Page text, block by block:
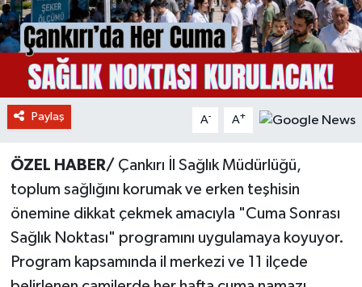
Paylaş A- A+
ÖZEL HABER/ Çankırı İl Sağlık Müdürlüğü,
toplum sağlığını korumak ve erken teşhisin
önemine dikkat çekmek amacıyla "Cuma Sonrası
Sağlık Noktası" programını uygulamaya koyuyor.
Program kapsamında il merkezi ve 11 ilçede